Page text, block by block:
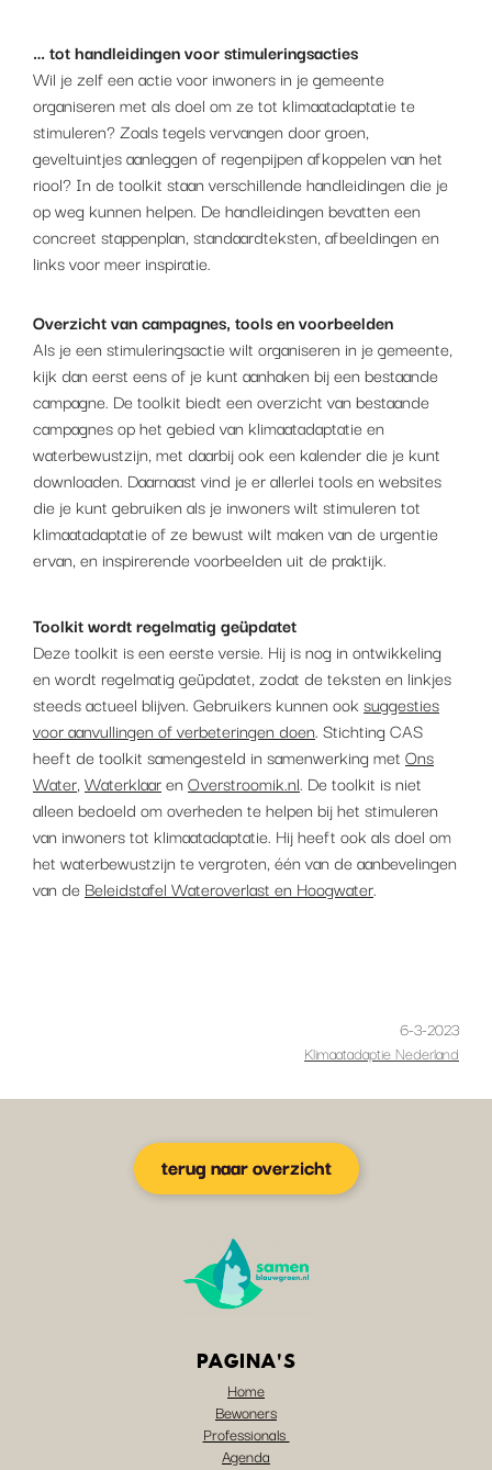
… tot handleidingen voor stimuleringsacties
Wil je zelf een actie voor inwoners in je gemeente
organiseren met als doel om ze tot klimaatadaptatie te
stimuleren? Zoals tegels vervangen door groen,
geveltuintjes aanleggen of regenpijpen afkoppelen van het
riool? In de toolkit staan verschillende handleidingen die je
op weg kunnen helpen. De handleidingen bevatten een
concreet stappenplan, standaardteksten, afbeeldingen en
links voor meer inspiratie.
Overzicht van campagnes, tools en voorbeelden
Als je een stimuleringsactie wilt organiseren in je gemeente,
kijk dan eerst eens of je kunt aanhaken bij een bestaande
campagne. De toolkit biedt een overzicht van bestaande
campagnes op het gebied van klimaatadaptatie en
waterbewustzijn, met daarbij ook een kalender die je kunt
downloaden. Daarnaast vind je er allerlei tools en websites
die je kunt gebruiken als je inwoners wilt stimuleren tot
klimaatadaptatie of ze bewust wilt maken van de urgentie
ervan, en inspirerende voorbeelden uit de praktijk.
Toolkit wordt regelmatig geüpdatet
Deze toolkit is een eerste versie. Hij is nog in ontwikkeling
en wordt regelmatig geüpdatet, zodat de teksten en linkjes
steeds actueel blijven. Gebruikers kunnen ook suggesties
voor aanvullingen of verbeteringen doen. Stichting CAS
heeft de toolkit samengesteld in samenwerking met Ons
Water,Waterklaaren Overstroomik.nl. De toolkit is niet
alleen bedoeld om overheden te helpen bij het stimuleren
van inwoners tot klimaatadaptatie. Hij heeft ook als doel om
het waterbewustzijn te vergroten, één van de aanbevelingen
van de Beleidstafel Wateroverlast en Hoogwater.
6-3-2023
Klimaatadaptie Nederland
terug naar overzicht
PAGINA'S
Home
Bewoners
Professionals
Agenda